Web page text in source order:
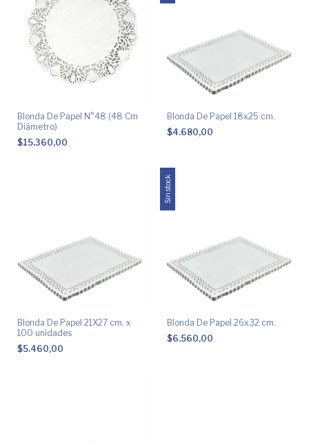
Blonda De Papel N°48 (48 Cm
Diámetro)
$15.360,00
Blonda De Papel 18x25 cm.
$4.680,00
Blonda De Papel 21X27 cm. x
100 unidades
$5.460,00
Sin stock
Blonda De Papel 26x32 cm.
$6.560,00